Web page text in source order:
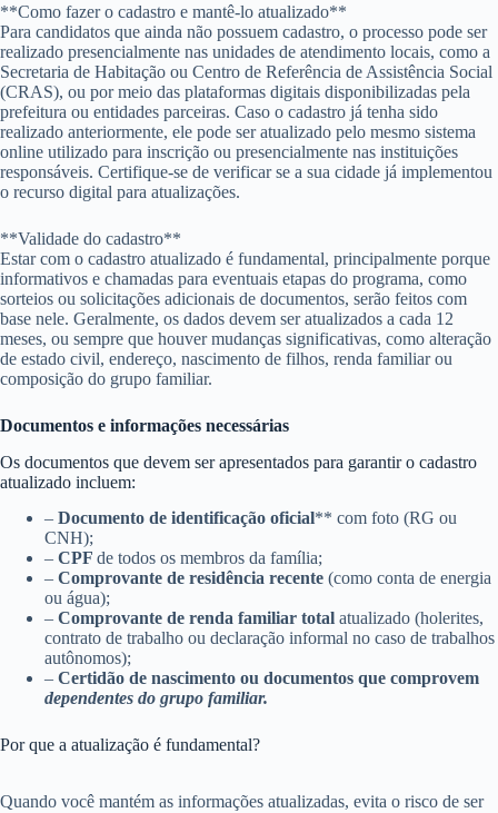
**Como fazer o cadastro e mantê-lo atualizado**
Para candidatos que ainda não possuem cadastro, o processo pode ser
realizado presencialmente nas unidades de atendimento locais, como a
Secretaria de Habitação ou Centro de Referência de Assistência Social
(CRAS), ou por meio das plataformas digitais disponibilizadas pela
prefeitura ou entidades parceiras. Caso o cadastro já tenha sido
realizado anteriormente, ele pode ser atualizado pelo mesmo sistema
online utilizado para inscrição ou presencialmente nas instituições
responsáveis. Certifique-se de verificar se a sua cidade já implementou
o recurso digital para atualizações.
**Validade do cadastro**
Estar com o cadastro atualizado é fundamental, principalmente porque
informativos e chamadas para eventuais etapas do programa, como
sorteios ou solicitações adicionais de documentos, serão feitos com
base nele. Geralmente, os dados devem ser atualizados a cada 12
meses, ou sempre que houver mudanças significativas, como alteração
de estado civil, endereço, nascimento de filhos, renda familiar ou
composição do grupo familiar.
Documentos e informações necessárias
Os documentos que devem ser apresentados para garantir o cadastro
atualizado incluem:
– Documento de identificação oficial** com foto (RG ou
CNH);
– CPF de todos os membros da família;
– Comprovante de residência recente (como conta de energia
ou água);
– Comprovante de renda familiar total atualizado (holerites,
contrato de trabalho ou declaração informal no caso de trabalhos
autônomos);
– Certidão de nascimento ou documentos que comprovem
dependentes do grupo familiar.
Por que a atualização é fundamental?
Quando você mantém as informações atualizadas, evita o risco de ser